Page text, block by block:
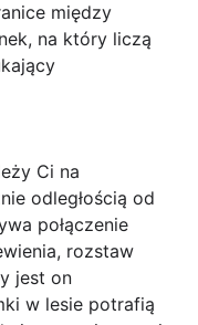
między
na który liczą
Ci na
odległością od
połączenie
rozstaw
jest on
w lesie potrafią